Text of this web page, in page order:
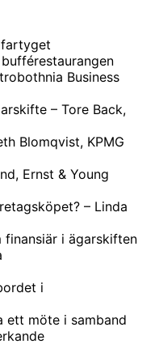
Business
– Tore Back,
Blomqvist, KPMG
Ernst & Young
– Linda
finansiär i ägarskiften
i
ett möte i samband